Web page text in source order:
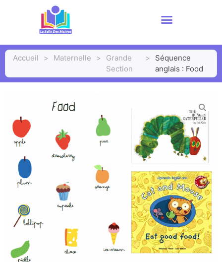
Accueil > Maternelle >
Grande
Section
>
Séquence
anglais : Food